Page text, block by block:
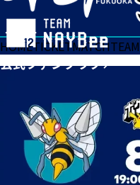
HOMETICKETMATCHTEAM